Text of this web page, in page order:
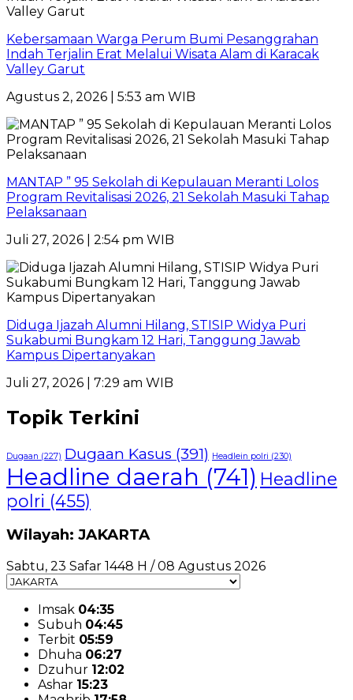
Kebersamaan Warga Perum Bumi Pesanggrahan
Indah Terjalin Erat Melalui Wisata Alam di Karacak
Valley Garut
Agustus 2, 2026 | 5:53 am WIB
MANTAP ” 95 Sekolah di Kepulauan Meranti Lolos
Program Revitalisasi 2026, 21 Sekolah Masuki Tahap
Pelaksanaan
Juli 27, 2026 | 2:54 pm WIB
Diduga Ijazah Alumni Hilang, STISIP Widya Puri
Sukabumi Bungkam 12 Hari, Tanggung Jawab
Kampus Dipertanyakan
Juli 27, 2026 | 7:29 am WIB
Topik Terkini
Dugaan (227) Dugaan Kasus (391) Headlein polri (230)
Headline daerah (741) Headline
polri (455)
Wilayah: JAKARTA
Sabtu, 23 Safar 1448 H / 08 Agustus 2026
Imsak 04:35
Subuh 04:45
Terbit 05:59
Dhuha 06:27
Dzuhur 12:02
Ashar 15:23